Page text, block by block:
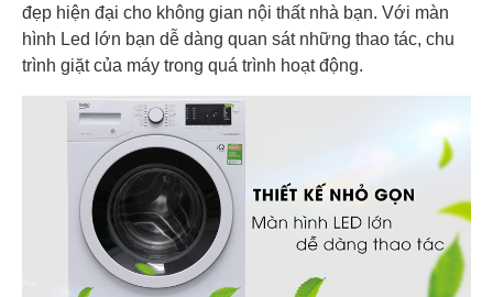
đẹp hiện đại cho không gian nội thất nhà bạn. Với màn
hình Led lớn bạn dễ dàng quan sát những thao tác, chu
trình giặt của máy trong quá trình hoạt động.